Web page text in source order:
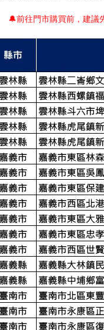
🔔前往門市購買前，建議